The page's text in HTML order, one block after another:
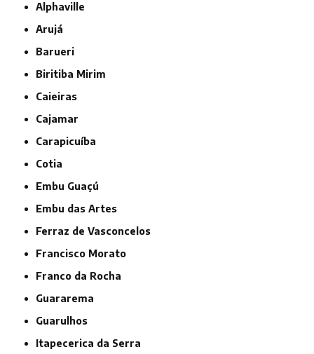
Alphaville
Arujá
Barueri
Biritiba Mirim
Caieiras
Cajamar
Carapicuíba
Cotia
Embu Guaçú
Embu das Artes
Ferraz de Vasconcelos
Francisco Morato
Franco da Rocha
Guararema
Guarulhos
Itapecerica da Serra